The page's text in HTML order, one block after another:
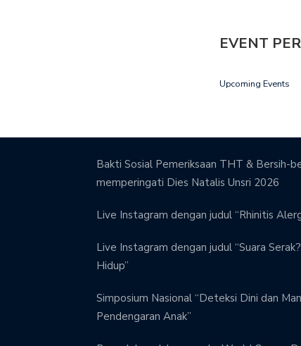
EVENT
Upcoming Events
Bakti Sosial Pemeriksaan THT & Bersih-
memperingati Dies Natalis Unsri 2026
Live Instagram dengan judul “Rhinitis
Live Instagram dengan judul “Suara
Hidup”
Simposium Nasional “Deteksi Dini dan
Pendengaran Anak”